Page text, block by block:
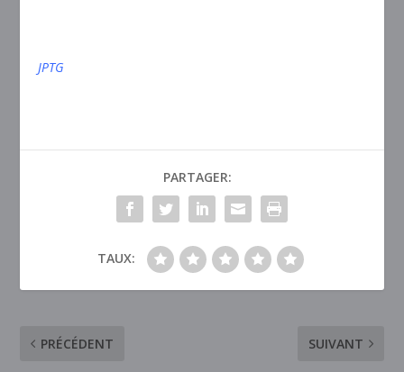
JPTG
PARTAGER:
TAUX:
PRÉCÉDENT SUIVANT